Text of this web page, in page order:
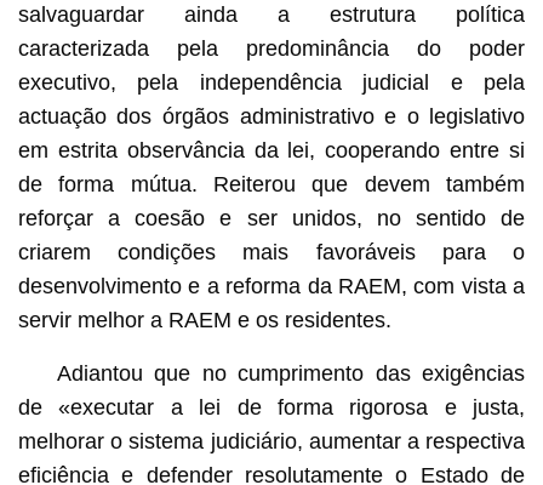
salvaguardar ainda a estrutura política
caracterizada pela predominância do poder
executivo, pela independência judicial e pela
actuação dos órgãos administrativo e o legislativo
em estrita observância da lei, cooperando entre si
de forma mútua. Reiterou que devem também
reforçar a coesão e ser unidos, no sentido de
criarem condições mais favoráveis para o
desenvolvimento e a reforma da RAEM, com vista a
servir melhor a RAEM e os residentes.
Adiantou que no cumprimento das exigências
de «executar a lei de forma rigorosa e justa,
melhorar o sistema judiciário, aumentar a respectiva
eficiência e defender resolutamente o Estado de